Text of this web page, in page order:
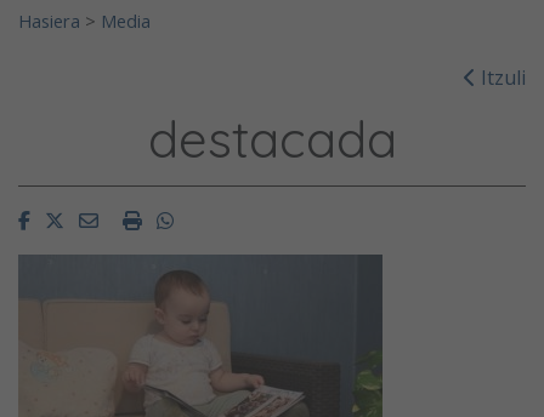
Hasiera > Media
Itzuli
destacada
FacebookTwitterEmailImprimirWhatsapp